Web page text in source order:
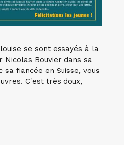
se sont essayés à la
Nicolas Bouvier dans sa
sa fiancée en Suisse, vous
C'est très doux,